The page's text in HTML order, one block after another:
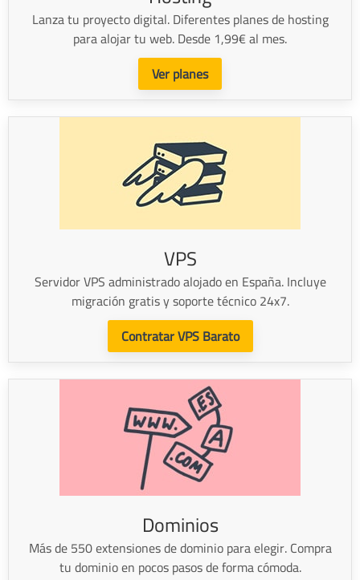
Lanza tu proyecto digital. Diferentes planes de hosting
para alojar tu web. Desde 1,99€ al mes.
Ver planes
VPS
Servidor VPS administrado alojado en España. Incluye
migración gratis y soporte técnico 24x7.
Contratar VPS Barato
Dominios
Más de 550 extensiones de dominio para elegir. Compra
tu dominio en pocos pasos de forma cómoda.